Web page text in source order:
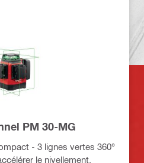
PM 30-MG
- 3 lignes vertes 360°
le nivellement,